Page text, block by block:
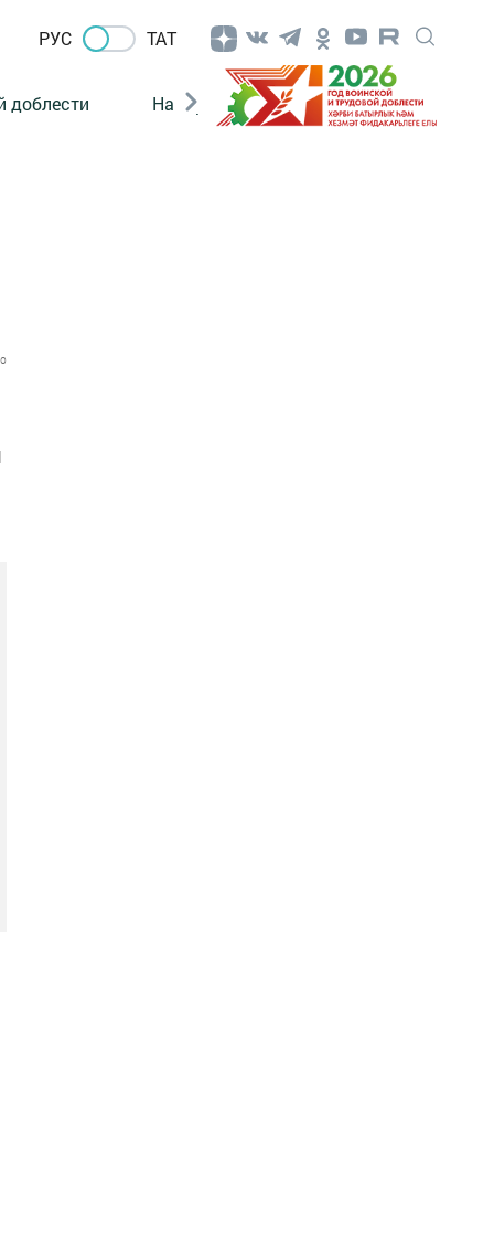
РУС ТАТ
доблести Нацпроекты Поколение будущего
0